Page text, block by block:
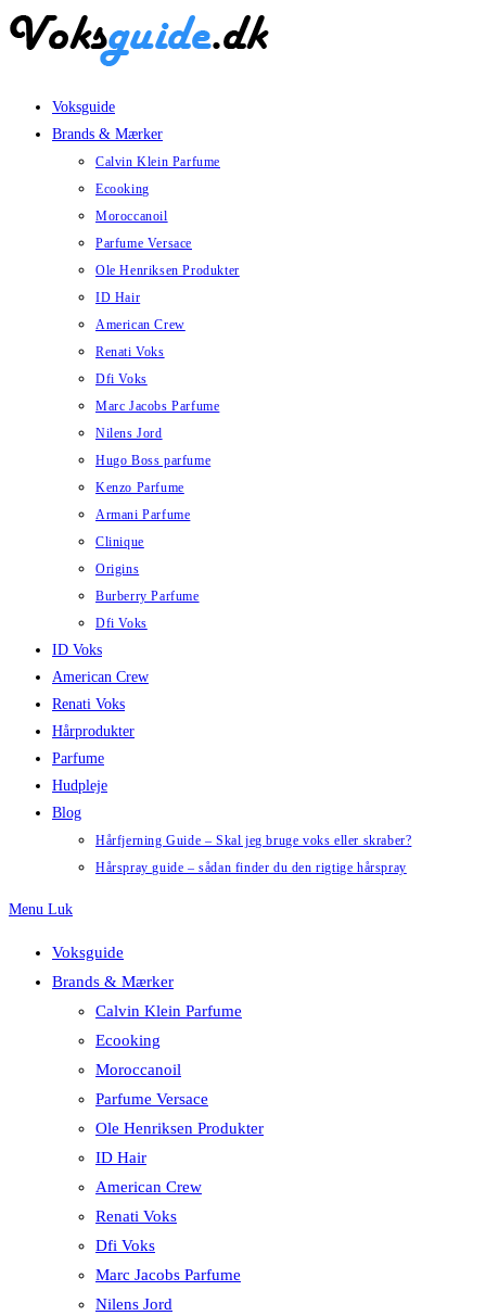
Skip
Voksguide
Brands & Mærker
Calvin Klein Parfume
Ecooking
Moroccanoil
Parfume Versace
Ole Henriksen Produkter
ID Hair
American Crew
Renati Voks
Dfi Voks
Marc Jacobs Parfume
Nilens Jord
Hugo Boss parfume
Kenzo Parfume
Armani Parfume
Clinique
Origins
Burberry Parfume
Dfi Voks
ID Voks
American Crew
Renati Voks
Hårprodukter
Parfume
Hudpleje
Blog
Hårfjerning Guide – Skal jeg bruge voks eller skraber?
Hårspray guide – sådan finder du den rigtige hårspray
Menu Luk
Voksguide
Brands & Mærker
Calvin Klein Parfume
Ecooking
Moroccanoil
Parfume Versace
Ole Henriksen Produkter
ID Hair
American Crew
Renati Voks
Dfi Voks
Marc Jacobs Parfume
Nilens Jord